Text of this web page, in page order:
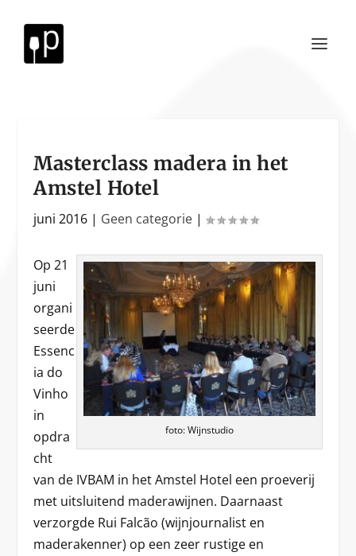
Masterclass madera in het
Amstel Hotel
juni 2016 | Geen categorie |
foto: Wijnstudio
Op 21
juni
organi
seerde
Essenc
ia do
Vinho
in
opdra
cht
van de IVBAM in het Amstel Hotel een proeverij
met uitsluitend maderawijnen. Daarnaast
verzorgde Rui Falcão (wijnjournalist en
maderakenner) op een zeer rustige en